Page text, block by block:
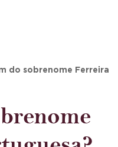
do sobrenome Ferreira